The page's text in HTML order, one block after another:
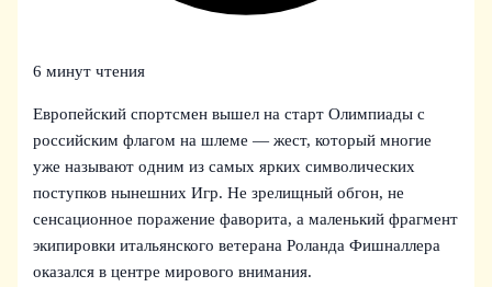
6 минут чтения
Европейский спортсмен вышел на старт Олимпиады с
российским флагом на шлеме — жест, который многие
уже называют одним из самых ярких символических
поступков нынешних Игр. Не зрелищный обгон, не
сенсационное поражение фаворита, а маленький фрагмент
экипировки итальянского ветерана Роланда Фишналлера
оказался в центре мирового внимания.